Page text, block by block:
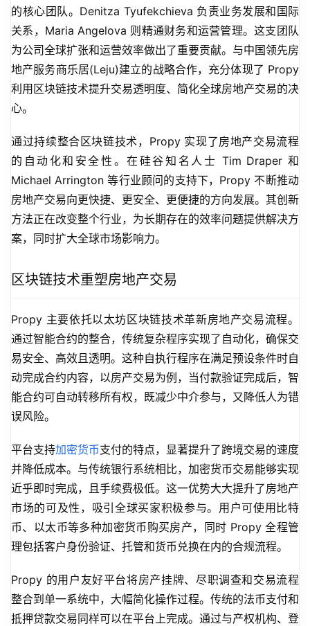
的核心团队。Denitza Tyufekchieva 负责业务发展和国际
关系，Maria Angelova 则精通财务和运营管理。这支团队
为公司全球扩张和运营效率做出了重要贡献。与中国领先房
地产服务商乐居(Leju)建立的战略合作，充分体现了 Propy
利用区块链技术提升交易透明度、简化全球房地产交易的决
心。
通过持续整合区块链技术，Propy 实现了房地产交易流程
的自动化和安全性。在硅谷知名人士 Tim Draper 和
Michael Arrington 等行业顾问的支持下，Propy 不断推动
房地产交易向更快捷、更安全、更便捷的方向发展。其创新
方法正在改变整个行业，为长期存在的效率问题提供解决方
案，同时扩大全球市场影响力。
区块链技术重塑房地产交易
Propy 主要依托以太坊区块链技术革新房地产交易流程。
通过智能合约的整合，传统复杂程序实现了自动化，确保交
易安全、高效且透明。这种自执行程序在满足预设条件时自
动完成合约内容，以房产交易为例，当付款验证完成后，智
能合约可自动转移所有权，既减少中介参与，又降低人为错
误风险。
平台支持加密货币支付的特点，显著提升了跨境交易的速度
并降低成本。与传统银行系统相比，加密货币交易能够实现
近乎即时完成，且手续费极低。这一优势大大提升了房地产
市场的可及性，吸引全球买家积极参与。用户可使用比特
币、以太币等多种加密货币购买房产，同时 Propy 全程管
理包括客户身份验证、托管和货币兑换在内的合规流程。
Propy 的用户友好平台将房产挂牌、尽职调查和交易流程
整合到单一系统中，大幅简化操作过程。传统的法币支付和
抵押贷款交易同样可以在平台上完成。通过与产权机构、登